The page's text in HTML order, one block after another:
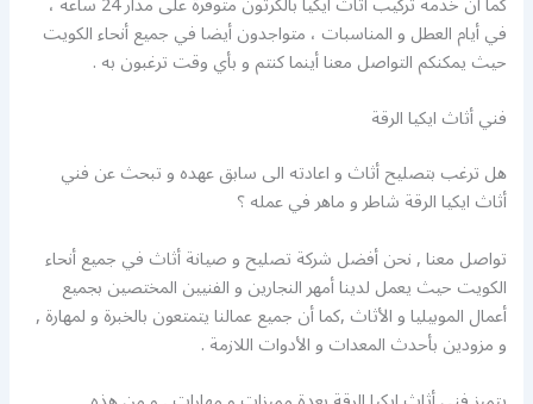
في أيام العطل و المناسبات ، متواجدون أيضا في جميع أنحاء الكويت
حيث يمكنكم التواصل معنا أينما كنتم و بأي وقت ترغبون به .
فني أثاث ايكيا الرقة
هل ترغب بتصليح أثاث و اعادته الى سابق عهده و تبحث عن فني
أثاث ايكيا الرقة شاطر و ماهر في عمله ؟
تواصل معنا , نحن أفضل شركة تصليح و صيانة أثاث في جميع أنحاء
الكويت حيث يعمل لدينا أمهر النجارين و الفنيين المختصين بجميع
أعمال الموبيليا و الأثاث ,كما أن جميع عمالنا يتمتعون بالخبرة و لمهارة ,
و مزودين بأحدث المعدات و الأدوات اللازمة .